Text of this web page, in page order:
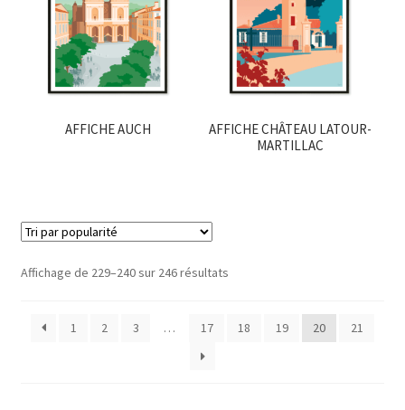
AFFICHE AUCH
AFFICHE CHÂTEAU LATOUR-
MARTILLAC
Affichage de 229–240 sur 246 résultatsTrié
1
2 3 … 17 18 19 20 21